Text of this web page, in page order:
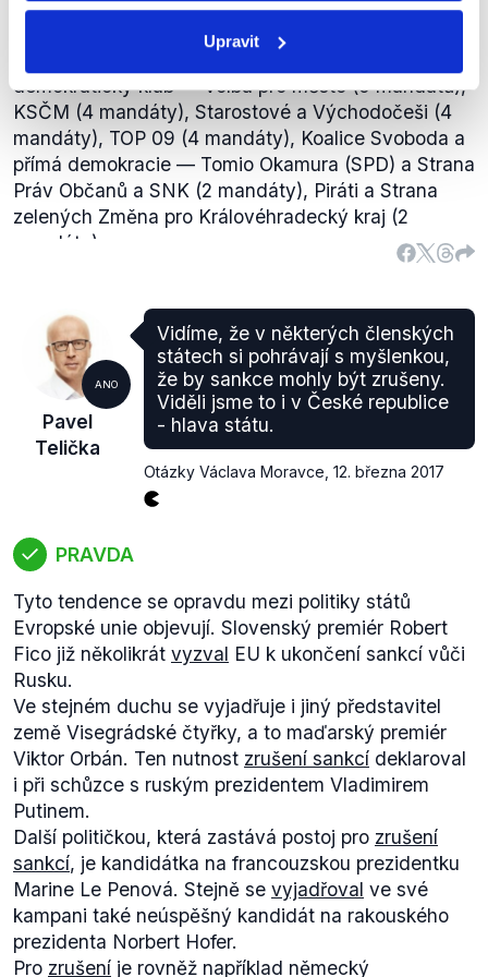
Upravit
Zdroj:OVM; Průzkum veřejného mínění Trendy
ČeskaDiskuze
Münichem (expert pro projekty EU, OECD apod.), na
platovými podmínkami pedagogů.
Valachová v debatě mluvila (9:08–9:28) o tom, že
nelze jednoznačně zaručit, jestli plánované reformy
povedou ke zkvalitnění školství jako takového.
Uvedla však několik faktorů, jež mají na kvalitu
školství vliv:
Optimalizace školství, o které se mluví od roku
2009, jež stojí na komunální spolupráci mezi
Zavedenípovinné maturitní zkoušky
„Školský rejstřík “, který mapuje záměry dílčích
škol, u nichž následně ministerstvo posuzuje, zda
je nutné danou školu podpořit a udržet. Kritičtější
správa tohoto rejstříku ze strany MŠMT je podle
Valachové (5:50–6:15) jednou z cest ke
zkvalitnění školství.
V otázce kvalifikované pracovní síly se diskuze
krátce stočila na funkci ředitele. Ten je podle
školského zákona(§ 166(2)) volen komisí tvořenou
zastupiteli příslušné obce a současně je politicky
odpovědný starostovi obce. Výsledek konkurzu ale
není podlezk. 54/2005 Sb.o konkursních řízeních
závazný. Má pouze doporučující charakter.
Otázce kvalifikace ředitelů (9:45–10:20) se chce
volebních subjektů: ANO 2011 (13 mandátů), ČSSD
(6 mandátů), ODS (5 mandátů), Koalice pro
demokratický klub — Volba pro město (5 mandátů),
KSČM (4 mandáty), Starostové a Východočeši (4
mandáty), TOP 09 (4 mandáty), Koalice Svoboda a
přímá demokracie — Tomio Okamura (SPD) a Strana
Práv Občanů a SNK (2 mandáty), Piráti a Strana
zelených Změna pro Královéhradecký kraj (2
mandáty).
12. 10. 2016 pak pět z devíti zmíněných stran
Starostové a Východočeši, TOP 09) podepsalo
dohoduo koalici v kraji (tedypár dní po volbách).
Ta byla ale ve skutečnosti domluvena, jak
informovala média, několik hodin po zavření
volebních místností.
Z informací oficiálního webuKrálovéhradeckého
vyplývá, že pět výše uvedených stran
podepsalo 24. října 2016 koaliční dohodu.
protože koaliční dohodu podepsalo jen pět stran a
proti hnutí ANO 2011. Zejména tvrzení, že se
„všichni spojili proti ANO“, je často popisováno na
tomto příkladu, ale z výše uvedeného plyne, že to
neplatí.
Vítěz voleb v zastupitelstvu skutečně zastoupen
není, nejde ale vyloženě o výjimečný případ ani v
krajích (Plzeňský kraj 2012), ani na centrální úrovni
(povolební koalice 2010).
ANO
Pavel
Telička
Vidíme, že v některých členských
státech si pohrávají s myšlenkou,
že by sankce mohly být zrušeny.
Viděli jsme to i v České republice
- hlava státu.
Otázky Václava Moravce 12. března 2017
PRAVDA
Tyto tendence se opravdu mezi politiky států
Evropské unie objevují. Slovenský premiér Robert
Fico již několikrát vyzval EU k ukončení sankcí vůči
Rusku.
Ve stejném duchu se vyjadřuje i jiný představitel
země Visegrádské čtyřky, a to maďarský premiér
Viktor Orbán. Ten nutnost zrušení sankcí deklaroval
i při schůzce s ruským prezidentem Vladimirem
Putinem.
Další političkou, která zastává postoj pro zrušení
sankcí, je kandidátka na francouzskou prezidentku
Marine Le Penová. Stejně se vyjadřoval ve své
kampani také neúspěšný kandidát na rakouského
prezidenta Norbert Hofer.
Pro zrušení je rovněž například německý